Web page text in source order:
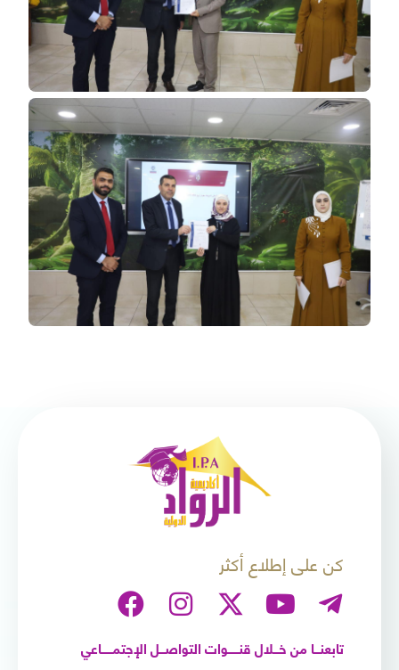
كن على إطلاع أكثر
تابعنـــا من خـــلال قنــــــوات التواصـــل الإجتمــــــاعي